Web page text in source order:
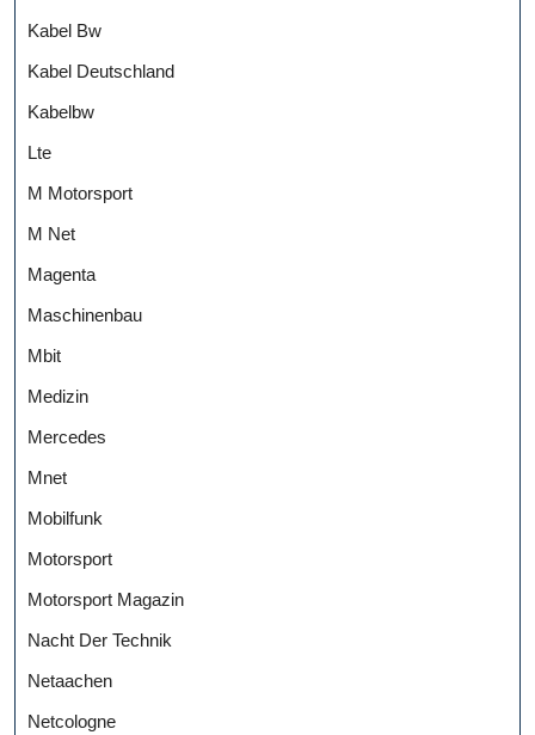
Kabel Bw
Kabel Deutschland
Kabelbw
Lte
M Motorsport
M Net
Magenta
Maschinenbau
Mbit
Medizin
Mercedes
Mnet
Mobilfunk
Motorsport
Motorsport Magazin
Nacht Der Technik
Netaachen
Netcologne